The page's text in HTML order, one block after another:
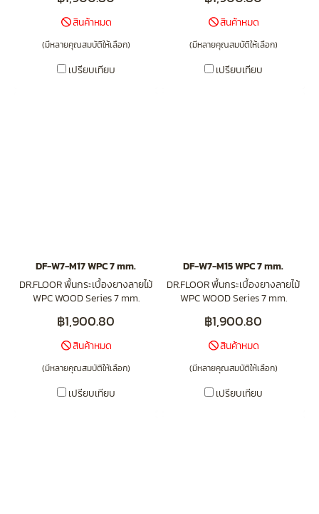
สินค้าหมด
(มีหลายคุณสมบัติให้เลือก)
เปรียบเทียบ
สินค้าหมด
(มีหลายคุณสมบัติให้เลือก)
เปรียบเทียบ
DF-W7-M17 WPC 7 mm.
DR.FLOOR พื้นกระเบื้องยางลายไม้
WPC WOOD Series 7 mm.
฿1,900.80
สินค้าหมด
(มีหลายคุณสมบัติให้เลือก)
เปรียบเทียบ
DF-W7-M15 WPC 7 mm.
DR.FLOOR พื้นกระเบื้องยางลายไม้
WPC WOOD Series 7 mm.
฿1,900.80
สินค้าหมด
(มีหลายคุณสมบัติให้เลือก)
เปรียบเทียบ